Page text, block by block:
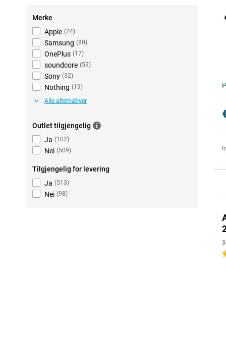
Merke
Apple (24)
Samsung (80)
OnePlus (17)
soundcore (53)
Sony (32)
Nothing (19)
Alle alternativer
Outlet tilgjengelig
Ja (102)
Nei (509)
Tilgjengelig for levering
Ja (513)
Nei (98)